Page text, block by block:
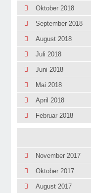
Oktober 2018
September 2018
August 2018
Juli 2018
Juni 2018
Mai 2018
April 2018
Februar 2018
November 2017
Oktober 2017
August 2017